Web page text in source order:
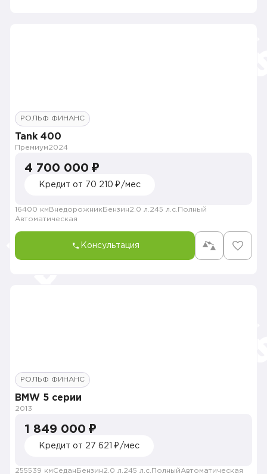
РОЛЬФ ФИНАНС
Tank 400
Премиум2024
4 700 000 ₽
Кредит от 70 210 ₽/мес
16400 км Внедорожник Бензин2.0 л. 245 л.с. Полный
Автоматическая
Консультация
РОЛЬФ ФИНАНС
BMW 5 серии
2013
1 849 000 ₽
Кредит от 27 621 ₽/мес
255539 кмСедан Бензин2.0 л. 245 л.с. ПолныйАвтоматическая